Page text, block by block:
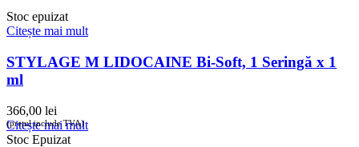
Stoc epuizat
Citește mai mult
STYLAGE M LIDOCAINE Bi-Soft, 1 Seringă x 1
ml
366,00 lei
(prețul include TVA)
Citește mai mult
Stoc Epuizat